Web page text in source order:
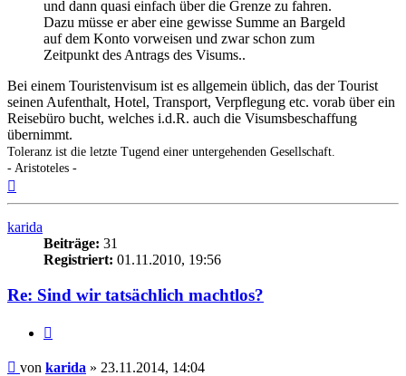
und dann quasi einfach über die Grenze zu fahren.
Dazu müsse er aber eine gewisse Summe an Bargeld
auf dem Konto vorweisen und zwar schon zum
Zeitpunkt des Antrags des Visums..
Bei einem Touristenvisum ist es allgemein üblich, das der Tourist
seinen Aufenthalt, Hotel, Transport, Verpflegung etc. vorab über ein
Reisebüro bucht, welches i.d.R. auch die Visumsbeschaffung
übernimmt.
Toleranz ist die letzte Tugend einer untergehenden Gesellschaft.
- Aristoteles -
karida
Beiträge: 31
Registriert: 01.11.2010, 19:56
Re: Sind wir tatsächlich machtlos?
Beitrag
von karida » 23.11.2014, 14:04